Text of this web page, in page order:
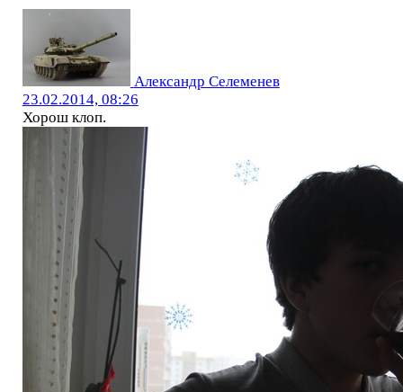
Александр Селеменев
23.02.2014, 08:26
Хорош клоп.